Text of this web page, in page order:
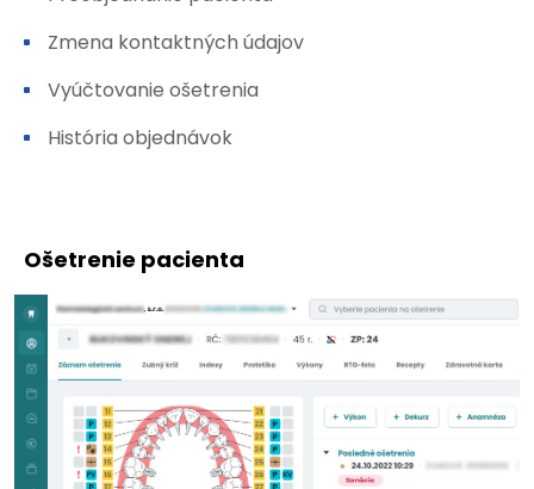
Zmena kontaktných údajov
Vyúčtovanie ošetrenia
História objednávok
Ošetrenie pacienta